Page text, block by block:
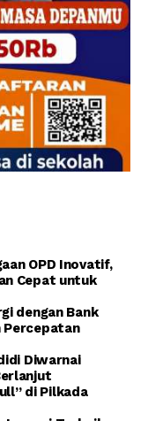
OPD Inovatif,
Cepat untuk
dengan Bank
Percepatan
Diwarnai
di Pilkada